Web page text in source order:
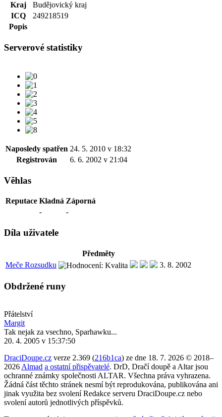
Kraj
Budějovický kraj
ICQ
249218519
Popis
Serverové statistiky
Naposledy spatřen 24. 5. 2010 v 18:32
Registrován
6. 6. 2002 v 21:04
Věhlas
Reputace Kladná Záporná
-
-
Díla uživatele
Předměty
Meče Rozsudku
3. 8. 2002
Obdržené runy
Přátelství
Margit
Tak nejak za vsechno, Sparhawku...
20. 4. 2005 v 15:37:50
DraciDoupe.cz verze 2.369 (216b1ca) ze dne 18. 7. 2026 © 2018–
2026 Almad a ostatní přispěvatelé. DrD, Dračí doupě a Altar jsou
ochranné známky společnosti ALTAR. Všechna práva vyhrazena.
Žádná část těchto stránek nesmí být reprodukována, publikována ani
jinak využita bez svolení Redakce serveru DraciDoupe.cz nebo
svolení autorů jednotlivých příspěvků.